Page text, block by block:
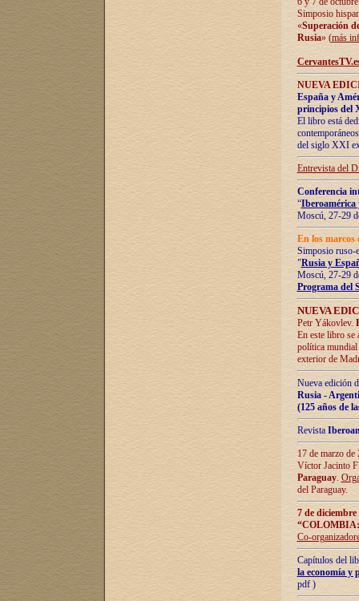
Simposio
«Superación
Rusia» (más
NUEVA
España y
principios del
El libro está
del siglo XXI
Entrevista del
Conferencia
“Iberoamérica
Moscú, 27-29
En los marcos
Simposio ruso-
"Rusia y
Moscú, 27-29
Programa del
NUEVA
Petr Yákovlev.
En este libro se
política mundial
exterior de
Nueva edición
Rusia -
(125 años de
Revista
17 de marzo
Víctor Jacinto
Paraguay.
del Paraguay.
7 de
Co-
Capítulos del
la economía y
pdf )